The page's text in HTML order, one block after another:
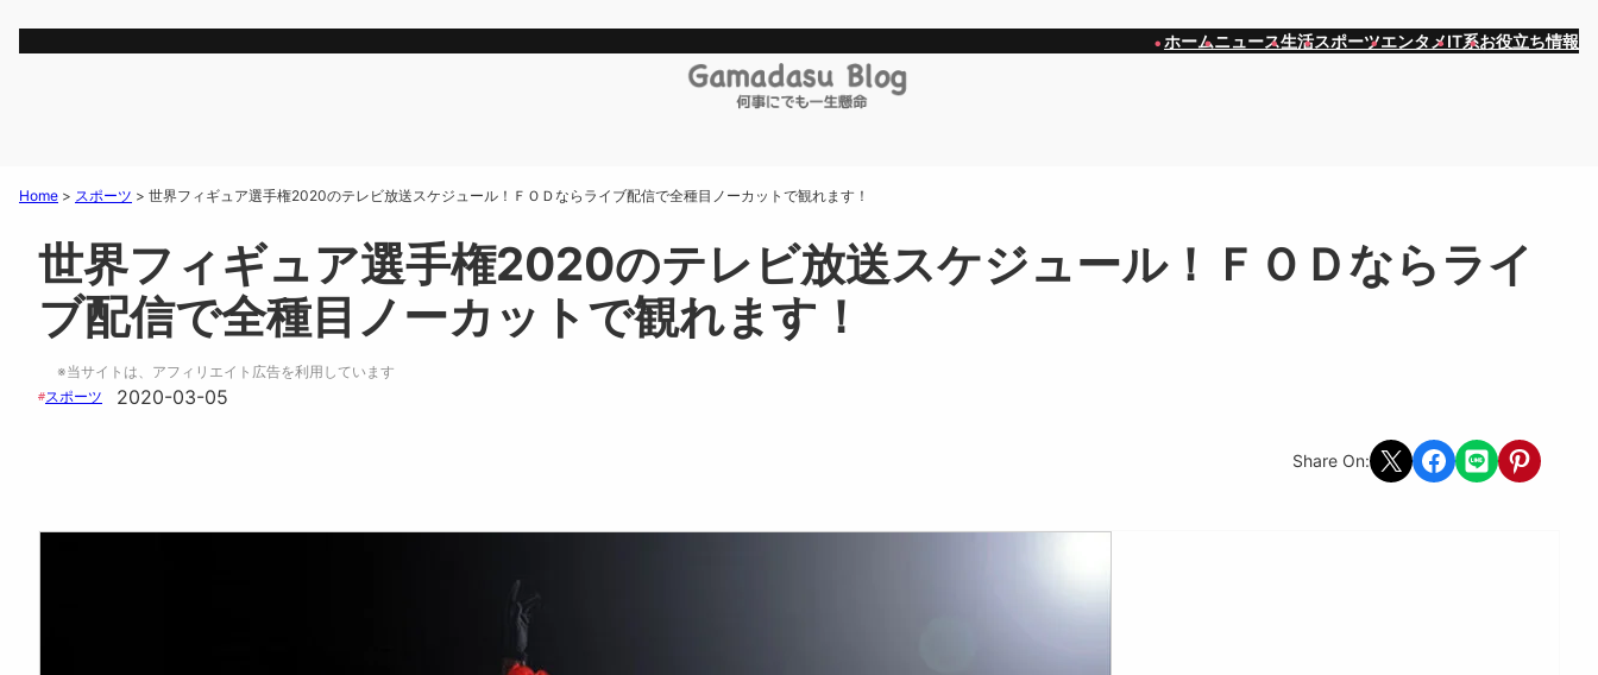
ホームニュース生活スポーツエンタメIT系お役立ち情報
Home > スポーツ > 世界フィギュア選手権2020のテレビ放送スケジュール！ＦＯＤならライブ配信で全種目ノーカットで観れます！
世界フィギュア選手権2020のテレビ放送スケジュール！ＦＯＤならライ
ブ配信で全種目ノーカットで観れます！
※当サイトは、アフィリエイト広告を利用しています
#スポーツ 2020-03-05
Share On: Share on X Share on Facebook
Share on LINEShare on